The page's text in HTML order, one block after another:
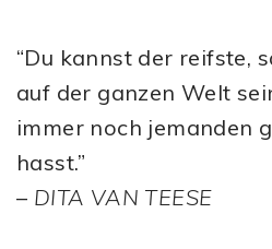
“Du kannst der reifste,
auf der ganzen Welt
immer noch jemanden
hasst.”
– DITA VAN TEESE